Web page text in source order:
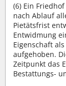
(6) Ein
nach Ablauf
Pietätsfrist
Entwidmung
Eigenschaft
aufgehoben.
Zeitpunkt das
Bestattungs-